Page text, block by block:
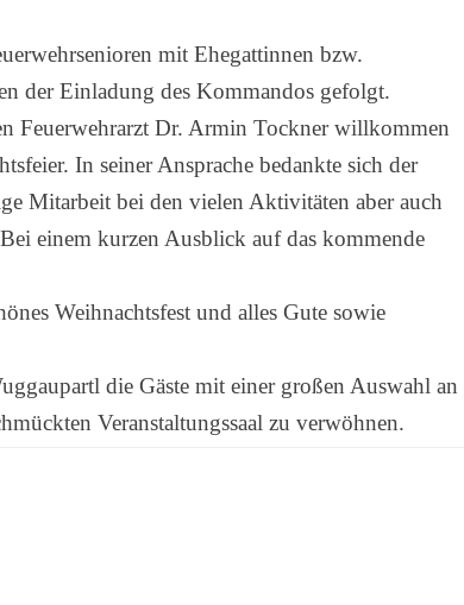
mit Ehegattinnen bzw.
der Einladung des Kommandos gefolgt.
Feuerwehrarzt Dr. Armin Tockner willkommen
In seiner Ansprache bedankte sich der
Mitarbeit bei den vielen Aktivitäten aber auch
einem kurzen Ausblick auf das kommende
Weihnachtsfest und alles Gute sowie
die Gäste mit einer großen Auswahl an
Veranstaltungssaal zu verwöhnen.